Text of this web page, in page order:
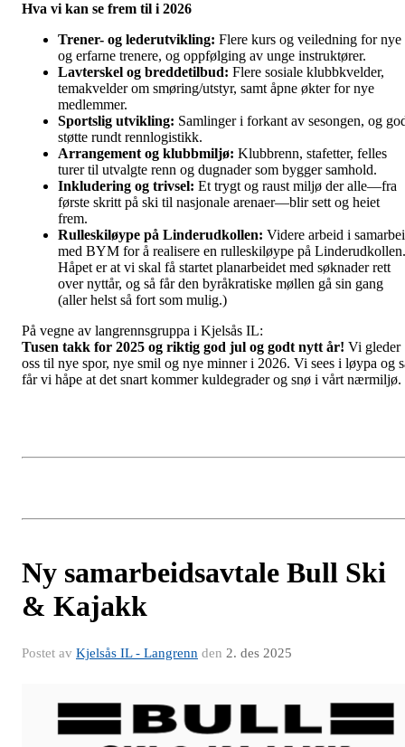
Hva vi kan se frem til i 2026
Trener- og lederutvikling: Flere kurs og veiledning for nye
og erfarne trenere, og oppfølging av unge instruktører.
Lavterskel og breddetilbud: Flere sosiale klubbkvelder,
temakvelder om smøring/utstyr, samt åpne økter for nye
medlemmer.
Sportslig utvikling: Samlinger i forkant av sesongen, og
støtte rundt rennlogistikk.
Arrangement og klubbmiljø: Klubbrenn, stafetter, felles
turer til utvalgte renn og dugnader som bygger samhold.
Inkludering og trivsel: Et trygt og raust miljø der alle—fra
første skritt på ski til nasjonale arenaer—blir sett og heiet
frem.
Rulleskiløype på Linderudkollen: Videre arbeid i
med BYM for å realisere en rulleskiløype på Linderudkollen.
Håpet er at vi skal få startet planarbeidet med søknader rett
over nyttår, og så får den byråkratiske møllen gå sin gang
(aller helst så fort som mulig.)
På vegne av langrennsgruppa i Kjelsås IL:
Tusen takk for 2025 og riktig god jul og godt nytt år! Vi gleder
oss til nye spor, nye smil og nye minner i 2026. Vi sees i løypa og
får vi håpe at det snart kommer kuldegrader og snø i vårt nærmiljø.
Ny samarbeidsavtale Bull Ski
& Kajakk
Postet av Kjelsås IL - Langrenn den 2. des 2025